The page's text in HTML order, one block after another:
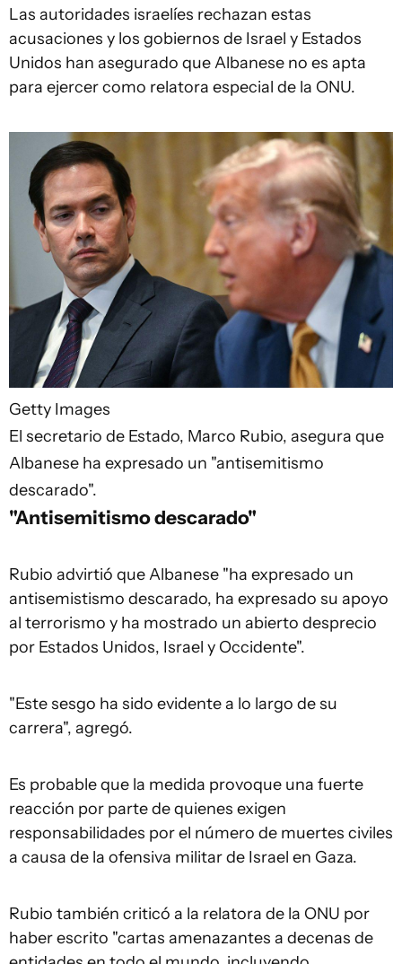
Las autoridades israelíes rechazan estas
acusaciones y los gobiernos de Israel y Estados
Unidos han asegurado que Albanese no es apta
para ejercer como relatora especial de la ONU.
Getty Images
El secretario de Estado, Marco Rubio, asegura que
Albanese ha expresado un "antisemitismo
descarado".
"Antisemitismo descarado"
Rubio advirtió que Albanese "ha expresado un
antisemistismo descarado, ha expresado su apoyo
al terrorismo y ha mostrado un abierto desprecio
por Estados Unidos, Israel y Occidente".
"Este sesgo ha sido evidente a lo largo de su
carrera", agregó.
Es probable que la medida provoque una fuerte
reacción por parte de quienes exigen
responsabilidades por el número de muertes civiles
a causa de la ofensiva militar de Israel en Gaza.
Rubio también criticó a la relatora de la ONU por
haber escrito "cartas amenazantes a decenas de